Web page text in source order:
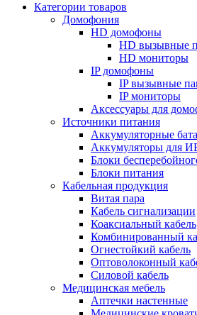
Категории товаров
Домофония
HD домофоны
HD вызывные
HD мониторы
IP домофоны
IP вызывные
IP мониторы
Аксессуары для
Источники питания
Аккумуляторные
Аккумуляторы для
Блоки
Блоки питания
Кабельная продукция
Витая пара
Кабель сигнализации
Коаксиальный кабель
Комбинированный
Огнестойкий кабель
Оптоволоконный
Силовой кабель
Медицинская мебель
Аптечки настенные